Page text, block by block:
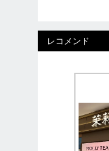
レコメンド